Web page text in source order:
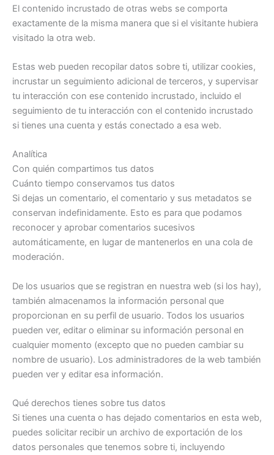
El contenido incrustado de otras webs se comporta
exactamente de la misma manera que si el visitante hubiera
visitado la otra web.
Estas web pueden recopilar datos sobre ti, utilizar cookies,
incrustar un seguimiento adicional de terceros, y supervisar
tu interacción con ese contenido incrustado, incluido el
seguimiento de tu interacción con el contenido incrustado
si tienes una cuenta y estás conectado a esa web.
Analítica
Con quién compartimos tus datos
Cuánto tiempo conservamos tus datos
Si dejas un comentario, el comentario y sus metadatos se
conservan indefinidamente. Esto es para que podamos
reconocer y aprobar comentarios sucesivos
automáticamente, en lugar de mantenerlos en una cola de
moderación.
De los usuarios que se registran en nuestra web (si los hay),
también almacenamos la información personal que
proporcionan en su perfil de usuario. Todos los usuarios
pueden ver, editar o eliminar su información personal en
cualquier momento (excepto que no pueden cambiar su
nombre de usuario). Los administradores de la web también
pueden ver y editar esa información.
Qué derechos tienes sobre tus datos
Si tienes una cuenta o has dejado comentarios en esta web,
puedes solicitar recibir un archivo de exportación de los
datos personales que tenemos sobre ti, incluyendo